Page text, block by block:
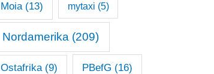
Moia(13) mytaxi (5)
Nordamerika (209)
Ostafrika(9) PBefG (16)